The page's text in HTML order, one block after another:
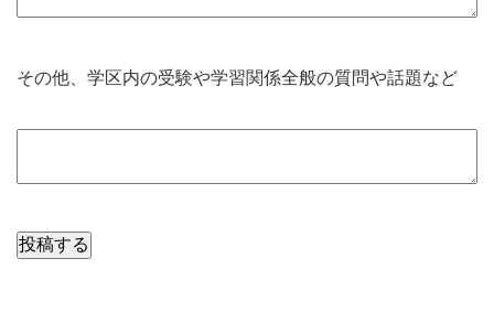
その他、学区内の受験や学習関係全般の質問や話題など